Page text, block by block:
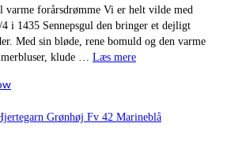
varme forårsdrømme Vi er helt vilde med
i 1435 Sennepsgul den bringer et dejligt
Med sin bløde, rene bomuld og den varme
klude … Læs mere